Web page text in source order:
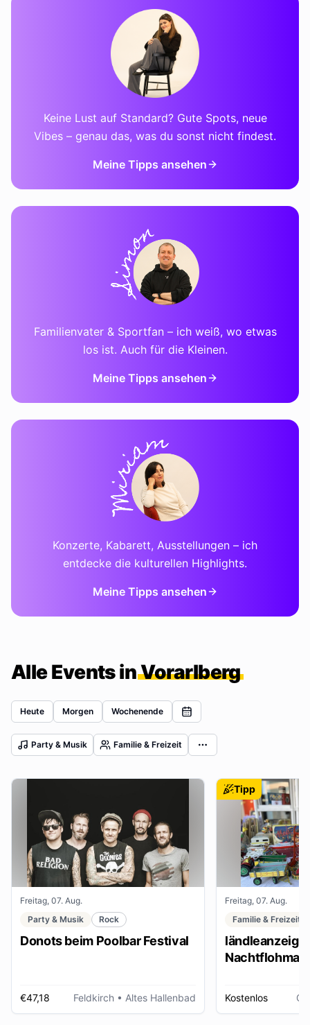
Keine Lust auf Standard? Gute Spots, neue
Vibes – genau das, was du sonst nicht findest.
Meine Tipps ansehen
Familienvater & Sportfan – ich weiß, wo etwas
los ist. Auch für die Kleinen.
Meine Tipps ansehen
Konzerte, Kabarett, Ausstellungen – ich
entdecke die kulturellen Highlights.
Meine Tipps ansehen
Alle Events inVorarlberg
Heute Morgen Wochenende
Party & Musik Familie & Freizeit
Freitag, 07. Aug.
Party & Musik
Rock
Donots beim Poolbar Festival
€47,18 Feldkirch • Altes Hallenbad
Tipp
Freitag, 07. Aug.
Familie & Freizeit
Kostenlos